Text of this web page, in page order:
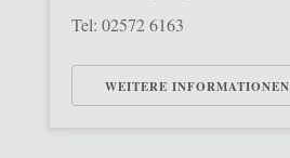
Tel: 02572 6163
WEITERE INFORMATIONEN